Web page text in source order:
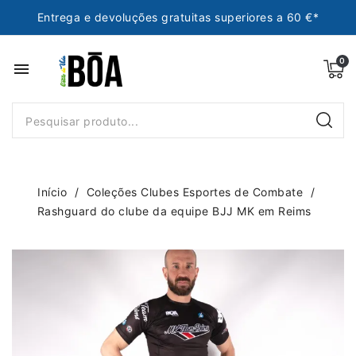
Entrega e devoluções gratuitas superiores a 60 €*
menu
Início
Coleções Clubes Esportes de Combate
Rashguard do clube da equipe BJJ MK em Reims